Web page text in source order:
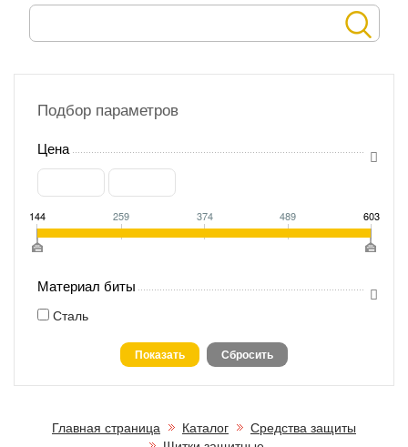
Подбор параметров
Цена
144 259 374 489 603
Материал биты
Сталь
Главная страница Каталог
Средства защиты